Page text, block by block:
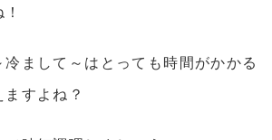
まして～はとっても時間がかかる
すよね？